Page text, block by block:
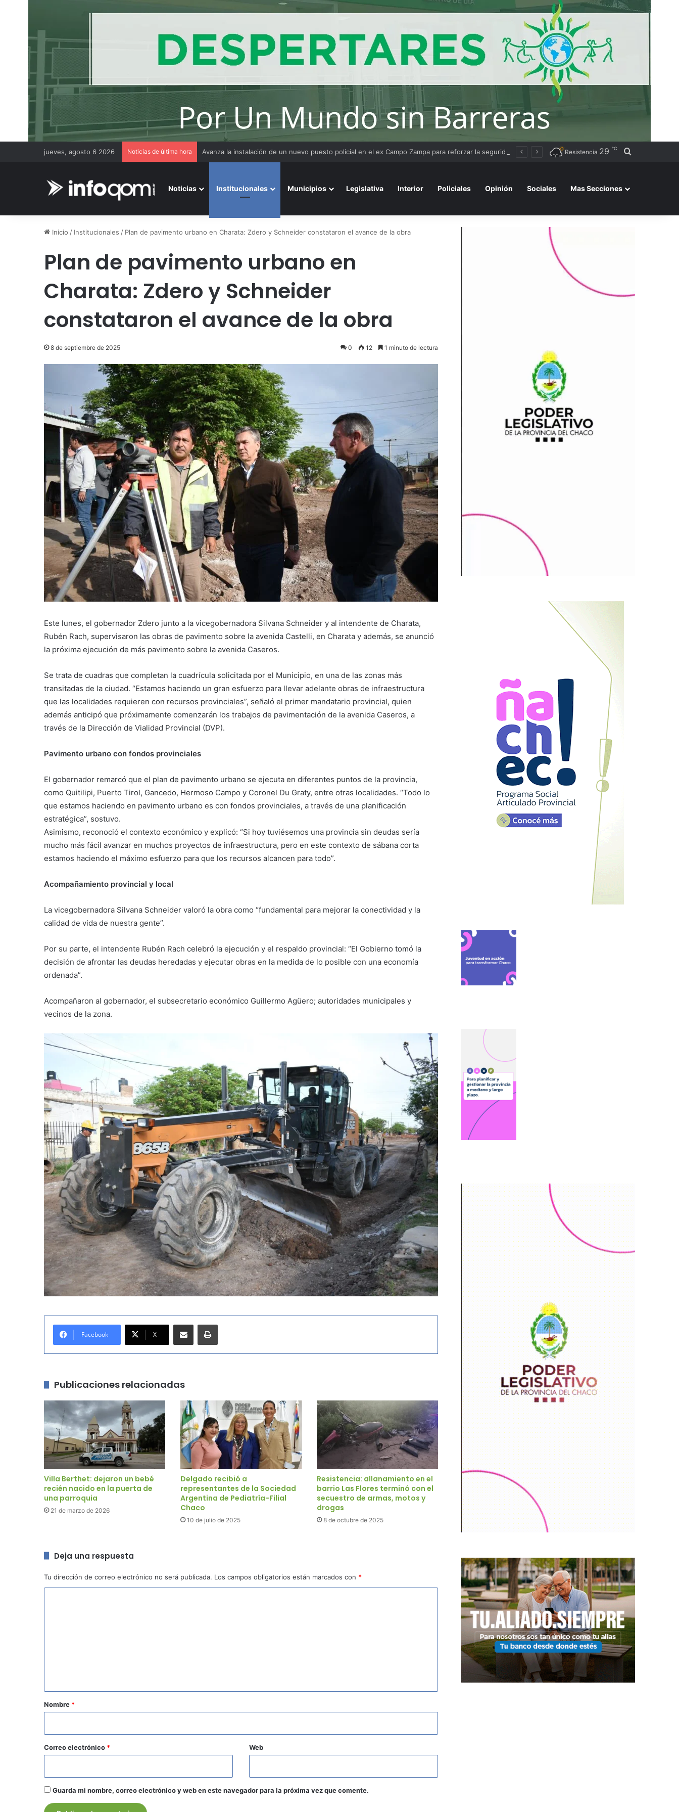
jueves, agosto 6 2026 Noticias de última hora Resistencia 29 ℃ Buscar por
Noticias Institucionales Municipios Legislativa Interior Policiales Opinión Sociales Mas Secciones
Inicio / Institucionales / Plan de pavimento urbano en Charata: Zdero y Schneider constataron el avance de la obra
Plan de pavimento urbano en
Charata: Zdero y Schneider
constataron el avance de la obra
8 de septiembre de 2025 0 12 1 minuto de lectura
Este lunes, el gobernador Zdero junto a la vicegobernadora Silvana Schneider y al intendente de Charata,
Rubén Rach, supervisaron las obras de pavimento sobre la avenida Castelli, en Charata y además, se anunció
la próxima ejecución de más pavimento sobre la avenida Caseros.
Se trata de cuadras que completan la cuadrícula solicitada por el Municipio, en una de las zonas más
transitadas de la ciudad. “Estamos haciendo un gran esfuerzo para llevar adelante obras de infraestructura
que las localidades requieren con recursos provinciales”, señaló el primer mandatario provincial, quien
además anticipó que próximamente comenzarán los trabajos de pavimentación de la avenida Caseros, a
través de la Dirección de Vialidad Provincial (DVP).
Pavimento urbano con fondos provinciales
El gobernador remarcó que el plan de pavimento urbano se ejecuta en diferentes puntos de la provincia,
como Quitilipi, Puerto Tirol, Gancedo, Hermoso Campo y Coronel Du Graty, entre otras localidades. “Todo lo
que estamos haciendo en pavimento urbano es con fondos provinciales, a través de una planificación
estratégica”, sostuvo.
Asimismo, reconoció el contexto económico y explicó: “Si hoy tuviésemos una provincia sin deudas sería
mucho más fácil avanzar en muchos proyectos de infraestructura, pero en este contexto de sábana corta
estamos haciendo el máximo esfuerzo para que los recursos alcancen para todo”.
Acompañamiento provincial y local
La vicegobernadora Silvana Schneider valoró la obra como “fundamental para mejorar la conectividad y la
calidad de vida de nuestra gente”.
Por su parte, el intendente Rubén Rach celebró la ejecución y el respaldo provincial: “El Gobierno tomó la
decisión de afrontar las deudas heredadas y ejecutar obras en la medida de lo posible con una economía
ordenada”.
Acompañaron al gobernador, el subsecretario económico Guillermo Agüero; autoridades municipales y
vecinos de la zona.
Facebook X
Publicaciones relacionadas
Villa Berthet: dejaron un bebé
recién nacido en la puerta de
una parroquia
21 de marzo de 2026
Delgado recibió a
representantes de la Sociedad
Argentina de Pediatría-Filial
Chaco
10 de julio de 2025
Resistencia: allanamiento en el
barrio Las Flores terminó con el
secuestro de armas, motos y
drogas
8 de octubre de 2025
Deja una respuesta
Tu dirección de correo electrónico no será publicada. Los campos obligatorios están marcados con *
r
*
Nombre *
Correo electrónico * Web
Guarda mi nombre, correo electrónico y web en este navegador para la próxima vez que comente.